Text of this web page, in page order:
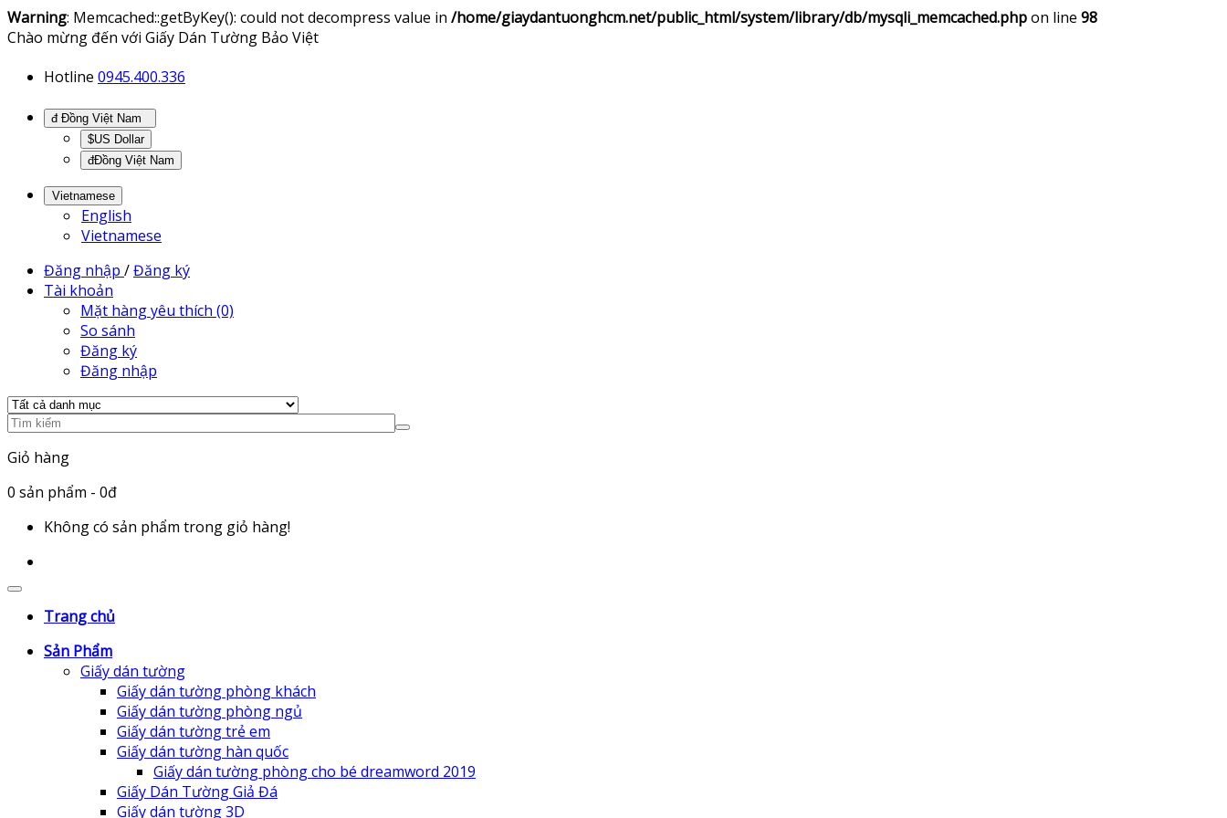
Warning: Memcached::getByKey(): could not decompress value in /home/giaydantuonghcm.net/public_html/system/library/db/mysqli_memcached.phpon line 98
Chào mừng đến với Giấy Dán Tường Bảo Việt
Hotline 0945.400.336
$US Dollar
đĐồng Việt Nam
Vietnamese
English
Vietnamese
Đăng nhập /Đăng ký
Tài khoản
Mặt hàng yêu thích (0)
So sánh
Đăng ký
Đăng nhập
Giỏ hàng
0 sản phẩm - 0đ
Không có sản phẩm trong giỏ hàng!
Trang chủ
Sản Phẩm
Giấy dán tường
Giấy dán tường phòng khách
Giấy dán tường phòng ngủ
Giấy dán tường trẻ em
Giấy dán tường hàn quốc
Giấy dán tường phòng cho bé dreamword 2019
Giấy Dán Tường Giả Đá
Giấy dán tường 3D